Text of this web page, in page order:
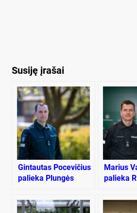
Susiję įrašai
Gintautas Pocevičius
palieka Plungės
komisariatą
Marius
palieka